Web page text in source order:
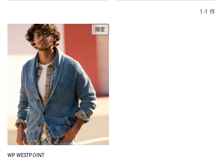
1-1 件
限定
WP WESTPOINT